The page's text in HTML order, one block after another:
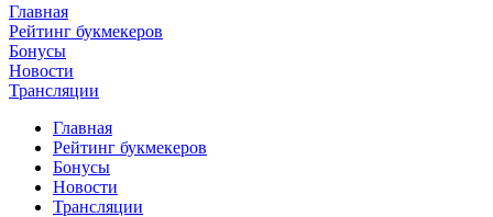
Главная
Рейтинг букмекеров
Бонусы
Новости
Трансляции
Главная
Рейтинг букмекеров
Бонусы
Новости
Трансляции